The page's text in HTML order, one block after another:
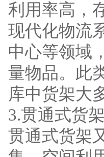
利用率高，
现代化物流
中心等领域
量物品。此
库中货架大
3.贯通式货
贯通式货架